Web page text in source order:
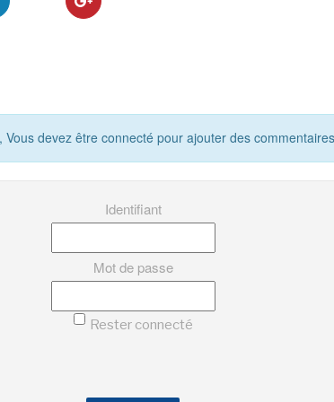
, Vous devez être connecté pour ajouter des
Identifiant
Mot de passe
Rester connecté